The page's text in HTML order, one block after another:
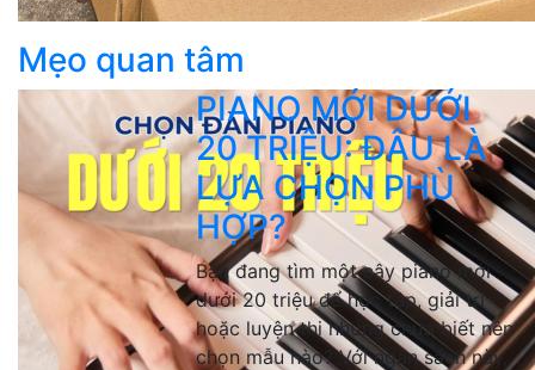
Mẹo quan tâm
PIANO MỚI DƯỚI
20 TRIỆU: ĐÂU LÀ
LỰA CHỌN PHÙ
HỢP?
Bạn đang tìm một cây piano mới
dưới 20 triệu để học tập, giải trí
hoặc luyện thi nhưng chưa biết nên
chọn mẫu nào? Với ngân sách này,